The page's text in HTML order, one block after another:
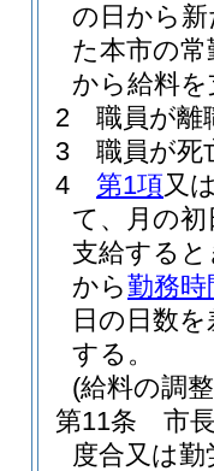
の日から
た本市の
から給料
2
職員が離
3
職員が死
4
第1項又
て、月の
支給する
から勤務時
日の日数
する。
(給料の調
第11条
市
度合又は